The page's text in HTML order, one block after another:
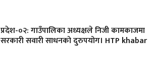
प्रदेश-०२: गाउँपालिका अध्यक्षले निजी कामकाजमा
सरकारी सवारी साधनको दुरुपयोग। HTP khabar